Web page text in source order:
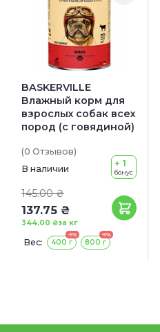
BASKERVILLE
Влажный корм для
взрослых собак всех
пород (с говядиной)
(0 Отзывов)
В наличии
145.00 ₴
137.75 ₴
за кг
344.00 ₴
+ 1
бонус
Вес:
-5%
400 г
-5%
800 г